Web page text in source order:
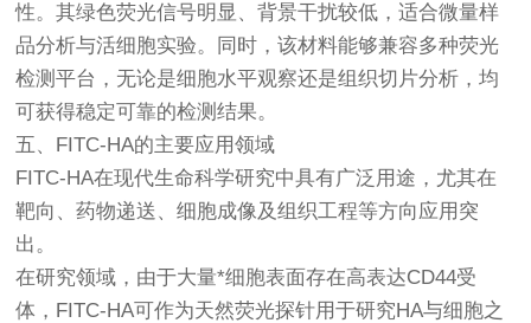
性。其绿色荧光信号明显、背景干扰较低，适合微量样
品分析与活细胞实验。同时，该材料能够兼容多种荧光
检测平台，无论是细胞水平观察还是组织切片分析，均
可获得稳定可靠的检测结果。
五、FITC-HA的主要应用领域
FITC-HA在现代生命科学研究中具有广泛用途，尤其在
靶向、药物递送、细胞成像及组织工程等方向应用突
出。
在研究领域，由于大量*细胞表面存在高表达CD44受
体，FITC-HA可作为天然荧光探针用于研究HA与细胞之